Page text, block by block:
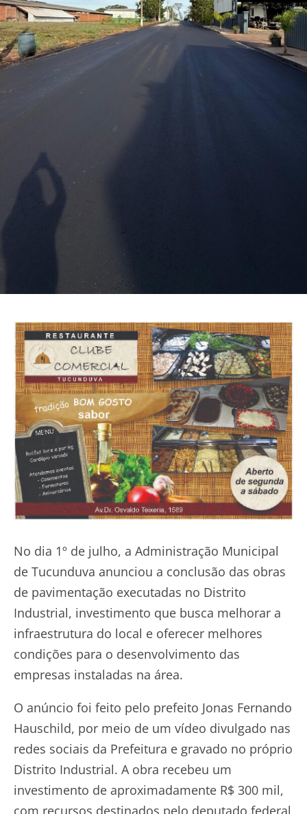
No dia 1º de julho, a Administração Municipal
de Tucunduva anunciou a conclusão das obras
de pavimentação executadas no Distrito
Industrial, investimento que busca melhorar a
infraestrutura do local e oferecer melhores
condições para o desenvolvimento das
empresas instaladas na área.
O anúncio foi feito pelo prefeito Jonas Fernando
Hauschild, por meio de um vídeo divulgado nas
redes sociais da Prefeitura e gravado no próprio
Distrito Industrial. A obra recebeu um
investimento de aproximadamente R$ 300 mil,
com recursos destinados pelo deputado federal